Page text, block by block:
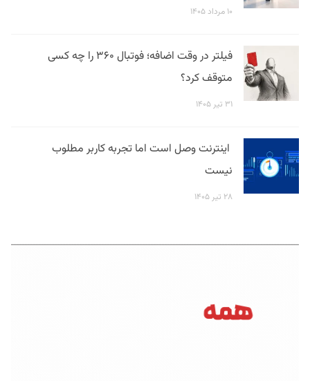
۱۰ مرداد ۱۴۰۵
فیلتر در وقت اضافه؛ فوتبال ۳۶۰ را چه کسی
متوقف کرد؟
۳۱ تیر ۱۴۰۵
اینترنت وصل است اما تجربه کاربر مطلوب
نیست
۲۸ تیر ۱۴۰۵